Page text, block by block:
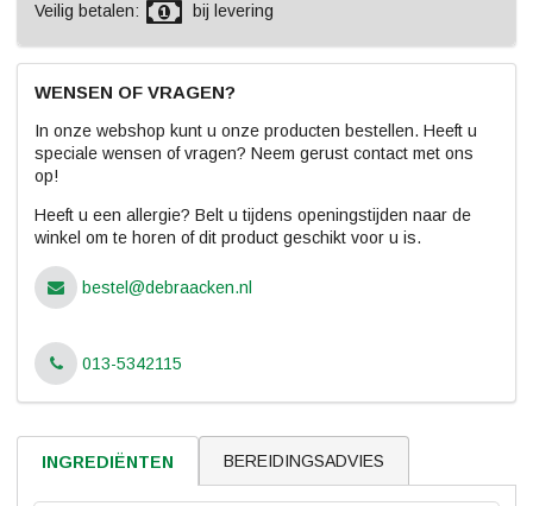
Veilig betalen: bij levering
WENSEN OF VRAGEN?
In onze webshop kunt u onze producten bestellen. Heeft u
speciale wensen of vragen? Neem gerust contact met ons
op!
Heeft u een allergie? Belt u tijdens openingstijden naar de
winkel om te horen of dit product geschikt voor u is.
bestel@debraacken.nl
013-5342115
INGREDIËNTEN BEREIDINGSADVIES